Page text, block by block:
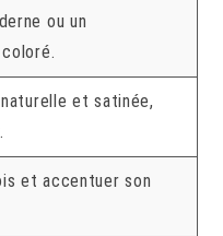
ou un
et satinée,
et accentuer son